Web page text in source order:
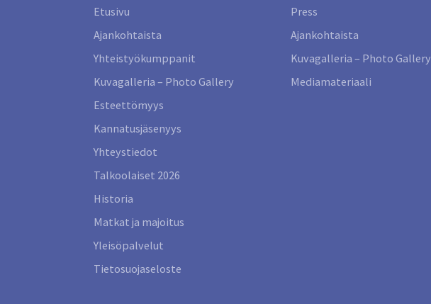
Etusivu
Ajankohtaista
Yhteistyökumppanit
Kuvagalleria – Photo Gallery
Esteettömyys
Kannatusjäsenyys
Yhteystiedot
Talkoolaiset 2026
Historia
Matkat ja majoitus
Yleisöpalvelut
Tietosuojaseloste
Press
Ajankohtaista
Kuvagalleria – Photo Gallery
Mediamateriaali